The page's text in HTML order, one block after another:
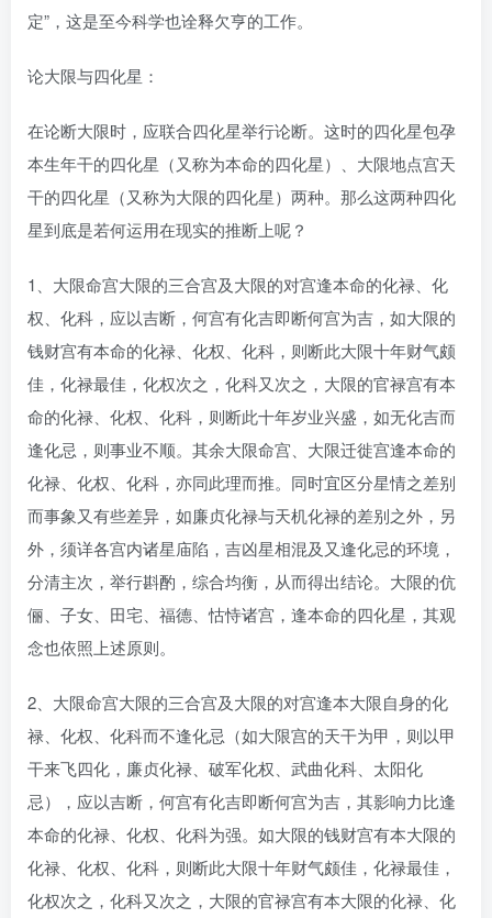
定”，这是至今科学也诠释欠亨的工作。
论大限与四化星：
在论断大限时，应联合四化星举行论断。这时的四化星包孕
本生年干的四化星（又称为本命的四化星）、大限地点宫天
干的四化星（又称为大限的四化星）两种。那么这两种四化
星到底是若何运用在现实的推断上呢？
1、大限命宫大限的三合宫及大限的对宫逢本命的化禄、化
权、化科，应以吉断，何宫有化吉即断何宫为吉，如大限的
钱财宫有本命的化禄、化权、化科，则断此大限十年财气颇
佳，化禄最佳，化权次之，化科又次之，大限的官禄宫有本
命的化禄、化权、化科，则断此十年岁业兴盛，如无化吉而
逢化忌，则事业不顺。其余大限命宫、大限迁徙宫逢本命的
化禄、化权、化科，亦同此理而推。同时宜区分星情之差别
而事象又有些差异，如廉贞化禄与天机化禄的差别之外，另
外，须详各宫内诸星庙陷，吉凶星相混及又逢化忌的环境，
分清主次，举行斟酌，综合均衡，从而得出结论。大限的伉
俪、子女、田宅、福德、怙恃诸宫，逢本命的四化星，其观
念也依照上述原则。
2、大限命宫大限的三合宫及大限的对宫逢本大限自身的化
禄、化权、化科而不逢化忌（如大限宫的天干为甲，则以甲
干来飞四化，廉贞化禄、破军化权、武曲化科、太阳化
忌），应以吉断，何宫有化吉即断何宫为吉，其影响力比逢
本命的化禄、化权、化科为强。如大限的钱财宫有本大限的
化禄、化权、化科，则断此大限十年财气颇佳，化禄最佳，
化权次之，化科又次之，大限的官禄宫有本大限的化禄、化